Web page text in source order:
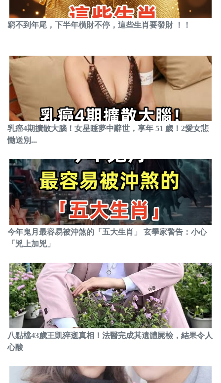
窮不到年尾，下半年橫財不停，這些生肖要發財 ！！
乳癌4期擴散大腦！女星睡夢中辭世，享年 51 歲！2愛女悲
慟送別...
今年鬼月最容易被沖煞的「五大生肖」 玄學家警告：小心
「兇上加兇」
八點檔43歲王凱猝逝真相！法醫完成其遺體屍檢，結果令人
心酸